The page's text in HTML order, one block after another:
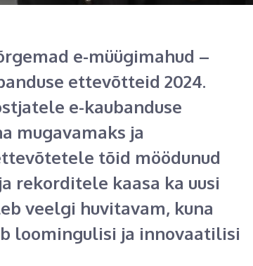
e-müügimahud –
ettevõtteid 2024.
e-kaubanduse
mugavamaks ja
tõid möödunud
rekorditele kaasa ka uusi
veelgi huvitavam, kuna
loomingulisi ja innovaatilisi